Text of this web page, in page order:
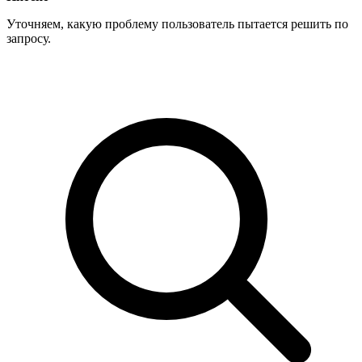
Уточняем, какую проблему пользователь пытается решить по
запросу.